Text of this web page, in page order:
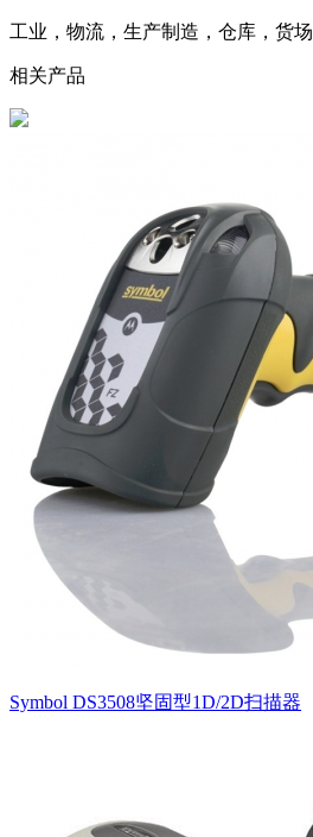
工业，物流，生产制造，仓库，货场
相关产品
Symbol DS3508坚固型1D/2D扫描器